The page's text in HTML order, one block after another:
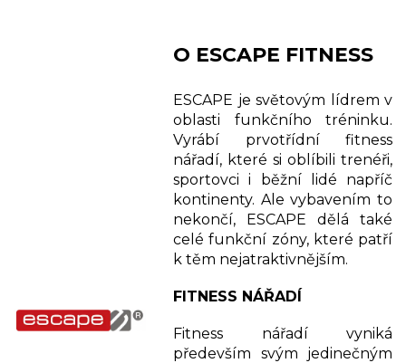
O ESCAPE FITNESS
ESCAPE je světovým lídrem v
oblasti funkčního tréninku.
Vyrábí prvotřídní fitness
nářadí, které si oblíbili trenéři,
sportovci i běžní lidé napříč
kontinenty. Ale vybavením to
nekončí, ESCAPE dělá také
celé funkční zóny, které patří
k těm nejatraktivnějším.
FITNESS NÁŘADÍ
Fitness nářadí vyniká
především svým jedinečným